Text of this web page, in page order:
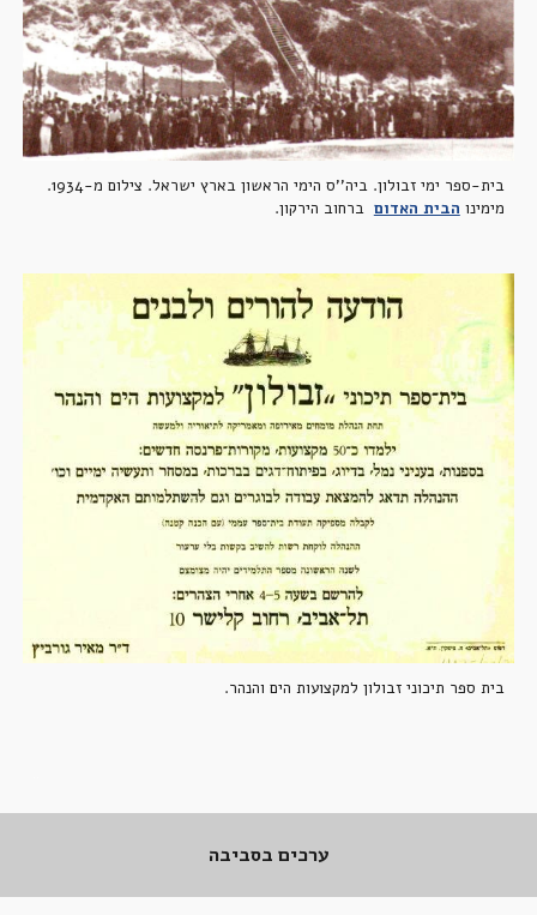
בית-ספר ימי זבולון. ביה''ס הימי הראשון בארץ ישראל. צילום מ-
מימינו הבית האדום
  ברחוב הירקון.
בית ספר תיכוני זבולון למקצועות הים והנהר.
ערכים בסביבה